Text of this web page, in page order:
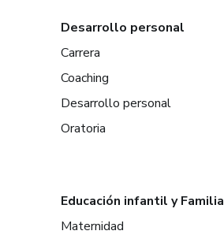
Desarrollo personal
Carrera
Coaching
Desarrollo personal
Oratoria
Educación infantil y Familia
Maternidad